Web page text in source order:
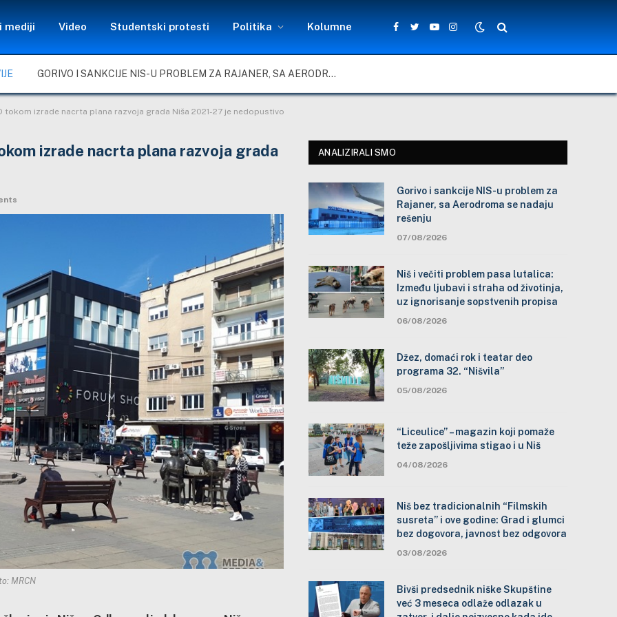
mediji Video Studentski protesti Politika Kolumne
Facebook
TwitterYouTubeInstagram
GORIVO I SANKCIJE NIS-U PROBLEM ZA RAJANER, SA AERODROMA SE NADAJU REŠENJU
tokom izrade nacrta plana razvoja grada Niša 2021-27 je nedopustivo
izrade nacrta plana razvoja grada
MRCN
ANALIZIRALI SMO
Gorivo i sankcije NIS-u problem za
Rajaner, sa Aerodroma se nadaju
rešenju
07/08/2026
Niš i večiti problem pasa lutalica:
Između ljubavi i straha od životinja,
uz ignorisanje sopstvenih propisa
06/08/2026
Džez, domaći rok i teatar deo
programa 32. “Nišvila”
05/08/2026
“Liceulice” – magazin koji pomaže
teže zapošljivima stigao i u Niš
04/08/2026
Niš bez tradicionalnih “Filmskih
susreta” i ove godine: Grad i glumci
bez dogovora, javnost bez odgovora
03/08/2026
Bivši predsednik niške Skupštine
već 3 meseca odlaže odlazak u